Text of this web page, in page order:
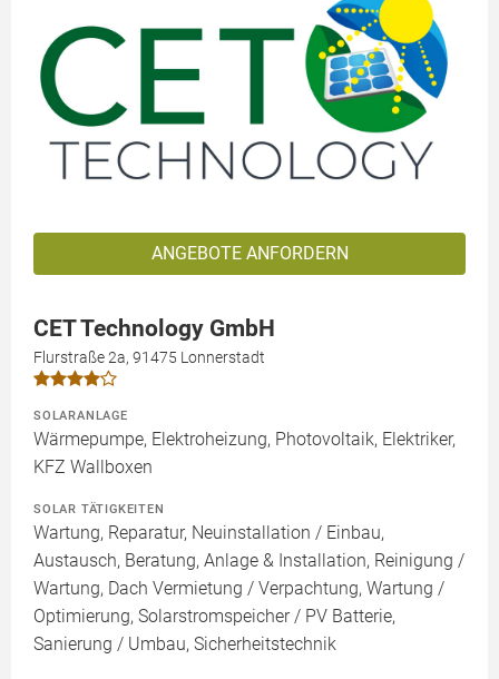
ANGEBOTE ANFORDERN
CET Technology GmbH
Flurstraße 2a, 91475 Lonnerstadt
SOLARANLAGE
Wärmepumpe, Elektroheizung, Photovoltaik, Elektriker,
KFZ Wallboxen
SOLAR TÄTIGKEITEN
Wartung, Reparatur, Neuinstallation / Einbau,
Austausch, Beratung, Anlage & Installation, Reinigung /
Wartung, Dach Vermietung / Verpachtung, Wartung /
Optimierung, Solarstromspeicher / PV Batterie,
Sanierung / Umbau, Sicherheitstechnik